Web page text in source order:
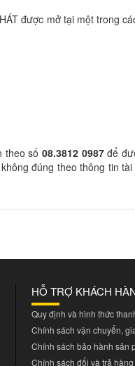
được mở tại một trong
theo số08.3812 0987để
đúng theo thông tin tài
HỖ TRỢ KHÁCH
Quy định và hình thức
Chính sách vận chuyển,
Chính sách bảo hành sản
Chính sách đổi và trả hàng